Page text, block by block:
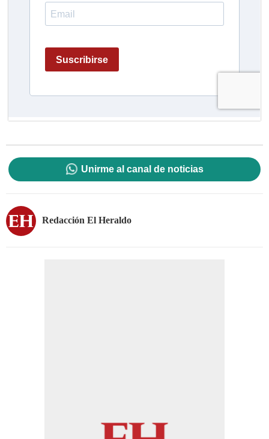
Unirme al canal de noticias
Redacción El Heraldo